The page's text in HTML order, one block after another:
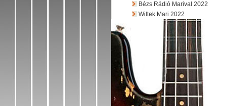
Bézs Rádió Marival 2022
Wittek Mari 2022